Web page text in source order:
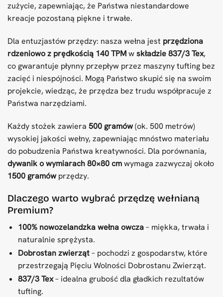
zużycie, zapewniając, że Państwa niestandardowe
kreacje pozostaną piękne i trwałe.
Dla entuzjastów przędzy: nasza wełna jest przędziona
rdzeniowo z prędkością 140 TPMwskładzie 837/3 Tex,
co gwarantuje płynny przepływ przez maszyny tufting bez
zacięć i niespójności. Mogą Państwo skupić się na swoim
projekcie, wiedząc, że przędza bez trudu współpracuje z
Państwa narzędziami.
Każdy stożek zawiera 500 gramów(ok. 500 metrów)
wysokiej jakości wełny, zapewniając mnóstwo materiału
do pobudzenia Państwa kreatywności. Dla porównania,
dywanik o wymiarach 80×80 cmwymaga zazwyczaj około
1500 gramówprzędzy.
Dlaczego warto wybrać przędzę wełnianą
Premium?
100% nowozelandzka wełna owcza– miękka, trwała i
naturalnie sprężysta.
Dobrostan zwierząt– pochodzi z gospodarstw, które
przestrzegają Pięciu Wolności Dobrostanu Zwierząt.
837/3 Tex– idealna grubość dla gładkich rezultatów
tufting.